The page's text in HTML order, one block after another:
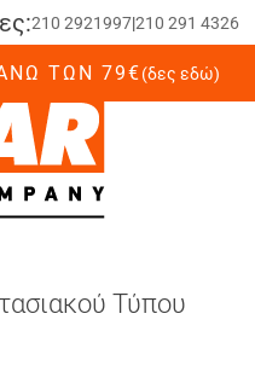
210 2921997|210 291 4326
ΤΩΝ 79€(δες εδώ)
Τύπου